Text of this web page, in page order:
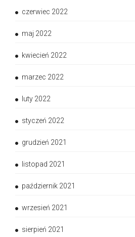
czerwiec 2022
maj 2022
kwiecień 2022
marzec 2022
luty 2022
styczeń 2022
grudzień 2021
listopad 2021
październik 2021
wrzesień 2021
sierpień 2021